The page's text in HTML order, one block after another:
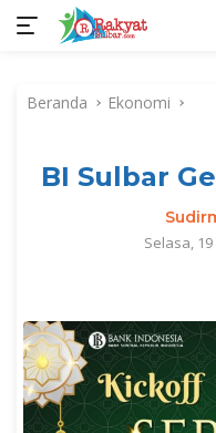
kontenBeranda Ekonomi
BI Sulbar
Selasa,